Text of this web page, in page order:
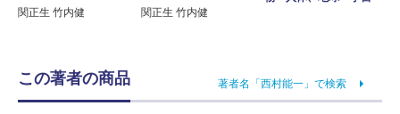
関正生 竹内健
関正生 竹内健
この著者の商品 著者名「西村能一」で検索